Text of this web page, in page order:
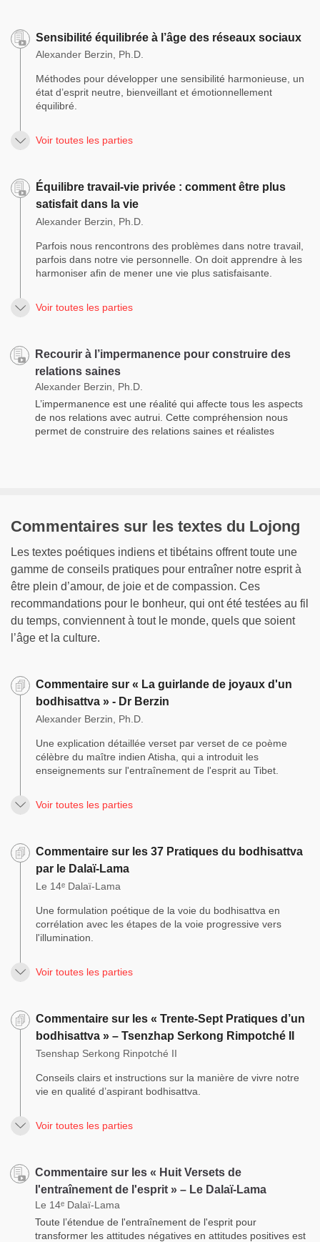
Sensibilité équilibrée à l’âge des réseaux sociaux
Alexander Berzin, Ph.D.
Méthodes pour développer une sensibilité harmonieuse, un
état d’esprit neutre, bienveillant et émotionnellement
équilibré.
Voir toutes les parties
Équilibre travail-vie privée : comment être plus
satisfait dans la vie
Alexander Berzin, Ph.D.
Parfois nous rencontrons des problèmes dans notre travail,
parfois dans notre vie personnelle. On doit apprendre à les
harmoniser afin de mener une vie plus satisfaisante.
Voir toutes les parties
Recourir à l’impermanence pour construire des
relations saines
Alexander Berzin, Ph.D.
L’impermanence est une réalité qui affecte tous les aspects
de nos relations avec autrui. Cette compréhension nous
permet de construire des relations saines et réalistes
Commentaires sur les textes du Lojong
Les textes poétiques indiens et tibétains offrent toute une
gamme de conseils pratiques pour entraîner notre esprit à
être plein d’amour, de joie et de compassion. Ces
recommandations pour le bonheur, qui ont été testées au fil
du temps, conviennent à tout le monde, quels que soient
l’âge et la culture.
Commentaire sur « La guirlande de joyaux d'un
bodhisattva » - Dr Berzin
Alexander Berzin, Ph.D.
Une explication détaillée verset par verset de ce poème
célèbre du maître indien Atisha, qui a introduit les
enseignements sur l'entraînement de l'esprit au Tibet.
Voir toutes les parties
Commentaire sur les 37 Pratiques du bodhisattva
par le Dalaï-Lama
Le 14ᵉ Dalaï-Lama
Une formulation poétique de la voie du bodhisattva en
corrélation avec les étapes de la voie progressive vers
l'illumination.
Voir toutes les parties
Commentaire sur les « Trente-Sept Pratiques d’un
bodhisattva » – Tsenzhap Serkong Rimpotché II
Tsenshap Serkong Rinpotché II
Conseils clairs et instructions sur la manière de vivre notre
vie en qualité d’aspirant bodhisattva.
Voir toutes les parties
Commentaire sur les « Huit Versets de
l'entraînement de l'esprit » – Le Dalaï-Lama
Le 14ᵉ Dalaï-Lama
Toute l’étendue de l'entraînement de l'esprit pour
transformer les attitudes négatives en attitudes positives est